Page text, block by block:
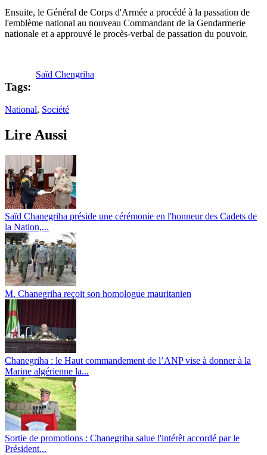
Ensuite, le Général de Corps d'Armée a procédé à la passation de
l'emblème national au nouveau Commandant de la Gendarmerie
nationale et a approuvé le procès-verbal de passation du pouvoir.
Tags:
Saïd Chengriha
National, Société
Lire Aussi
Saïd Chanegriha préside une cérémonie en l'honneur des Cadets de
la Nation,...
M. Chanegriha reçoit son homologue mauritanien
Chanegriha : le Haut commandement de l’ANP vise à donner à la
Marine algérienne la...
Sortie de promotions : Chanegriha salue l'intérêt accordé par le
Président...